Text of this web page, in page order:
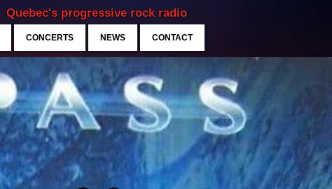
Quebec's progressive rock radio
CONCERTS NEWS CONTACT